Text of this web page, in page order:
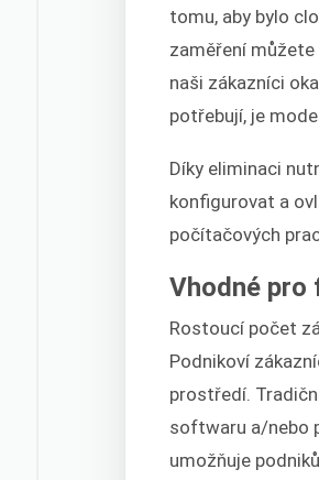
tomu, aby bylo
zaměření
naši zákazníci
potřebují, je
Díky eliminaci
konfigurovat a
počítačových
Vhodné pro
Rostoucí počet
Podnikoví
prostředí.
softwaru a/nebo
umožňuje